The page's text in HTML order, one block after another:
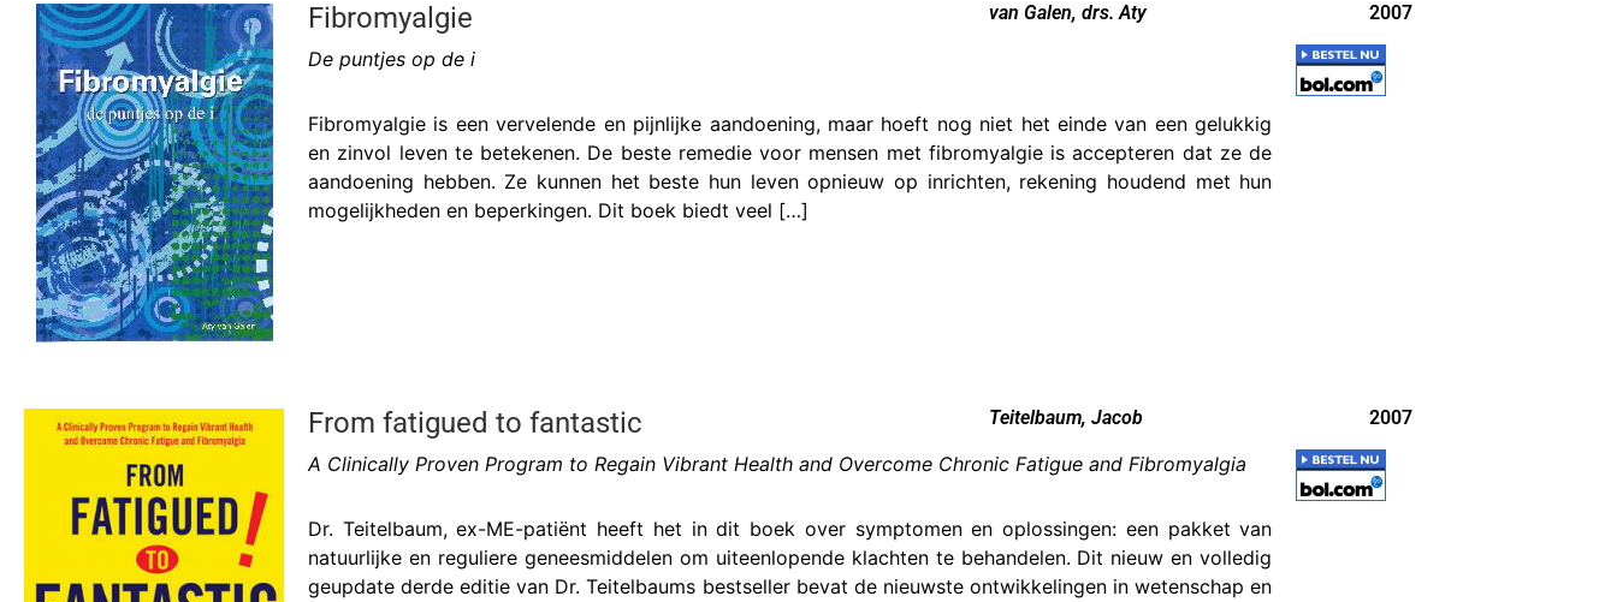
Fibromyalgie van Galen, drs. Aty 2007
De puntjes op de i
Fibromyalgie is een vervelende en pijnlijke aandoening, maar hoeft nog niet het einde van een gelukkig
en zinvol leven te betekenen. De beste remedie voor mensen met fibromyalgie is accepteren dat ze de
aandoening hebben. Ze kunnen het beste hun leven opnieuw op inrichten, rekening houdend met hun
mogelijkheden en beperkingen. Dit boek biedt veel […]
From fatigued to fantastic Teitelbaum, Jacob 2007
A Clinically Proven Program to Regain Vibrant Health and Overcome Chronic Fatigue and Fibromyalgia
Dr. Teitelbaum, ex-ME-patiënt heeft het in dit boek over symptomen en oplossingen: een pakket van
natuurlijke en reguliere geneesmiddelen om uiteenlopende klachten te behandelen. Dit nieuw en volledig
geupdate derde editie van Dr. Teitelbaums bestseller bevat de nieuwste ontwikkelingen in wetenschap en